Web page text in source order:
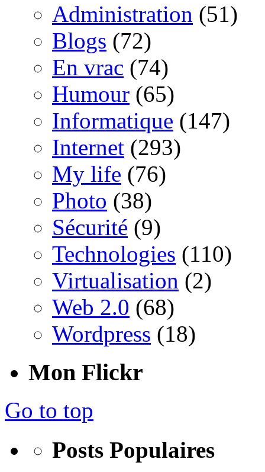
Administration (51)
Blogs (72)
En vrac (74)
Humour (65)
Informatique (147)
Internet (293)
My life (76)
Photo (38)
Sécurité (9)
Technologies (110)
Virtualisation (2)
Web 2.0 (68)
Wordpress (18)
Mon Flickr
Go to top
Posts Populaires